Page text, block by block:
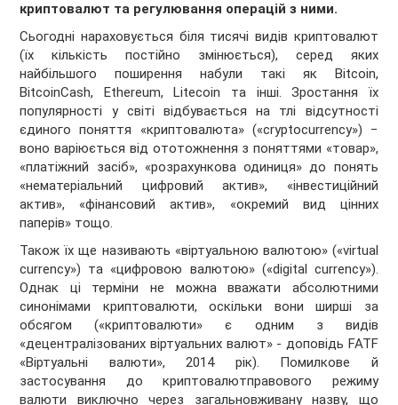
криптовалют та регулювання операцій з ними.
Сьогодні нараховується біля тисячі видів криптовалют
(їх кількість постійно змінюється), серед яких
найбільшого поширення набули такі як Bitcoin,
BitcoinСash, Ethereum, Litecoin та інші. Зростання їх
популярності у світі відбувається на тлі відсутності
єдиного поняття «криптовалюта» («cryptocurrency») −
воно варіюється від ототожнення з поняттями «товар»,
«платіжний засіб», «розрахункова одиниця» до понять
«нематеріальний цифровий актив», «інвестиційний
актив», «фінансовий актив», «окремий вид цінних
паперів» тощо.
Також їх ще називають «віртуальною валютою» («virtual
currency») та «цифровою валютою» («digital currency»).
Однак ці терміни не можна вважати абсолютними
синонімами криптовалюти, оскільки вони ширші за
обсягом («криптовалюти» є одним з видів
«децентралізованих віртуальних валют» - доповідь FATF
«Віртуальні валюти», 2014 рік). Помилкове й
застосування до криптовалютправового режиму
валюти виключно через загальновживану назву, що